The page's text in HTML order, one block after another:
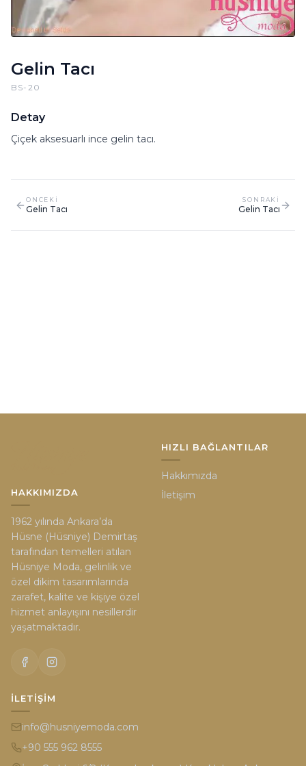
Gelin Tacı
BS-20
Detay
Çiçek aksesuarlı ince gelin tacı.
ONCEKI
Gelin Tacı
SONRAKI
Gelin Tacı
HAKKIMIZDA
1962 yılında Ankara’da
Hüsne (Hüsniye) Demirtaş
tarafından temelleri atılan
Hüsniye Moda, gelinlik ve
özel dikim tasarımlarında
zarafet, kalite ve kişiye özel
hizmet anlayışını nesillerdir
yaşatmaktadır.
HIZLI BAĞLANTILAR
Hakkımızda
İletişim
İLETIŞIM
info@husniyemoda.com
+90 555 962 8555